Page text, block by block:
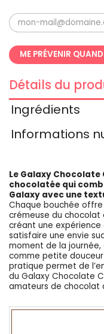
ME PRÉVENIR
Détails du
Ingrédients
Informations
Le Galaxy
chocolatée qui
Galaxy avec une
Chaque bouchée
crémeuse du
créant une
satisfaire une envie
moment de la
comme petite
pratique permet de
du Galaxy Chocolate
amateurs de chocolat